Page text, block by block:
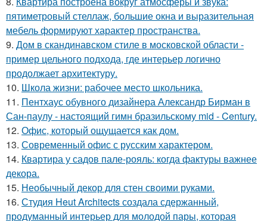
пятиметровый стеллаж, большие окна и выразительная
мебель формируют характер пространства.
9. Дом в скандинавском стиле в московской области -
пример цельного подхода, где интерьер логично
продолжает архитектуру.
10. Школа жизни: рабочее место школьника.
11. Пентхаус обувного дизайнера Александр Бирман в
Сан-паулу - настоящий гимн бразильскому mid - Century.
12. Офис, который ощущается как дом.
13. Современный офис с русским характером.
14. Квартира у садов пале-рояль: когда фактуры важнее
декора.
15. Необычный декор для стен своими руками.
16. Студия Heut Architects создала сдержанный,
продуманный интерьер для молодой пары, которая